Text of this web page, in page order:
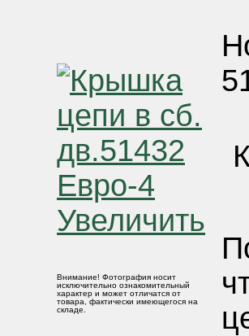
Увеличить
Внимание! Фотография носит
исключительно ознакомительный
характер и может отличатся от
товара, фактически имеющегося на
складе.